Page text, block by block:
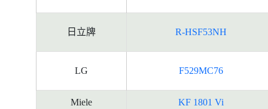
日立牌 R-HSF53NH
LG F529MC76
Miele KF 1801 Vi